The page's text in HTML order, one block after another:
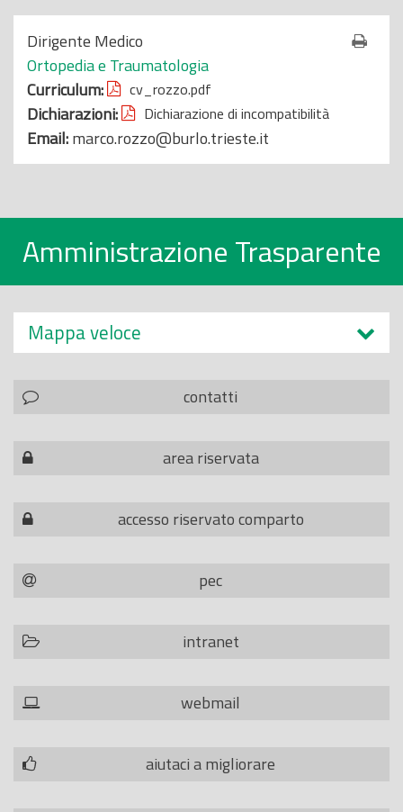
a
Dirigente Medico
Ortopedia e Traumatologia
Curriculum:
cv_rozzo.pdf
Dichiarazioni: Dichiarazione di incompatibilità
Email:marco.rozzo@burlo.trieste.it
Amministrazione Trasparente
Mappa veloce
contatti
area riservata
accesso riservato comparto
pec
intranet
webmail
aiutaci a migliorare